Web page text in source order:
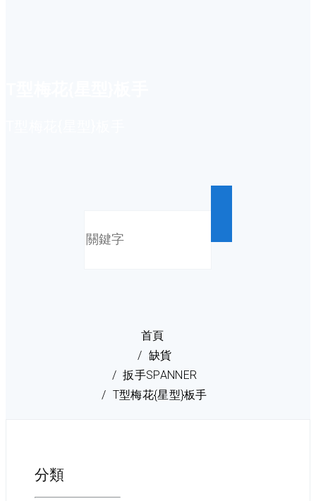
首頁
缺貨
扳手SPANNER
T型梅花{星型}板手
分類